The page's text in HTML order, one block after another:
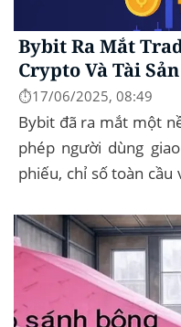
Bybit Ra Mắt
Crypto Và Tài
⏱️17/06/2025, 08:49
Bybit đã ra mắt một
phép người dùng
phiếu, chỉ số toàn cầu